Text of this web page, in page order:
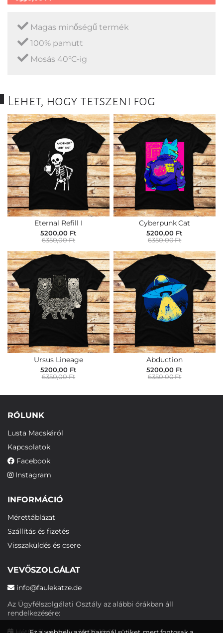
Magas minőségű termék
100% pamutt
Mosás 40°C-ig
Lehet, hogy tetszeni fog
Eternal Refill I
5200,00 Ft
6350,00 Ft
Cyberpunk Cat
5200,00 Ft
6350,00 Ft
Ursus Lineage
5200,00 Ft
6350,00 Ft
Abduction
5200,00 Ft
6350,00 Ft
RÓLUNK
Lusta Macskáról
Kapcsolatok
Facebook
Instagram
INFORMÁCIÓ
Mérettáblázat
Szállítás és fizetés
Visszaküldés és csere
VEVŐSZOLGÁLAT
info@faulekatze.de
Az Ügyfélszolgálati Osztály az alábbi órákban áll
rendelkezésére: